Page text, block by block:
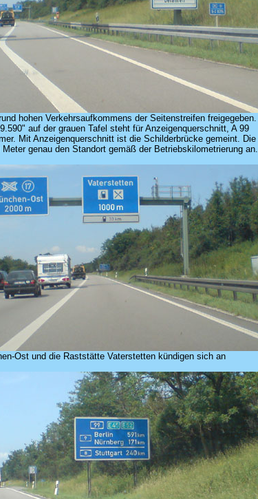
hohen Verkehrsaufkommens der Seitenstreifen freigegeben.
auf der grauen Tafel steht für Anzeigenquerschnitt, A 99
Mit Anzeigenquerschnitt ist die Schilderbrücke gemeint. Die
genau den Standort gemäß der Betriebskilometrierung an.
Ost und die Raststätte Vaterstetten kündigen sich an